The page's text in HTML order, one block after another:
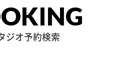
ジオ予約検索